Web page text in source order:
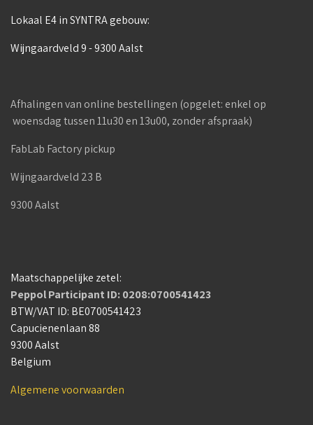
Lokaal E4 in SYNTRA gebouw:
Wijngaardveld 9 - 9300 Aalst
Afhalingen van online bestellingen (opgelet: enkel op
woensdag tussen 11u30 en 13u00, zonder afspraak)
FabLab Factory pickup
Wijngaardveld 23 B
9300 Aalst
Maatschappelijke zetel:
Peppol Participant ID: 0208:0700541423
BTW/VAT ID: BE0700541423
Capucienenlaan 88
9300 Aalst
Belgium
Algemene voorwaarden